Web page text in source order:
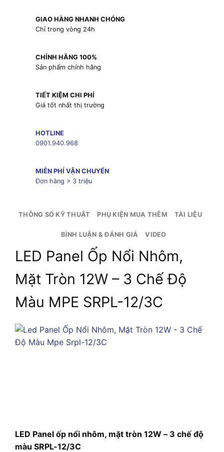
GIAO HÀNG NHANH CHÓNG
Chỉ trong vòng 24h
CHÍNH HÃNG 100%
Sản phẩm chính hãng
TIẾT KIỆM CHI PHÍ
Giá tốt nhất thị trường
HOTLINE
0901.940.968
MIỄN PHÍ VẬN CHUYỂN
Đơn hàng > 3 triệu
THÔNG SỐ KỸ THUẬT PHỤ KIỆN MUA THÊM TÀI LIỆU
BÌNH LUẬN & ĐÁNH GIÁ VIDEO
LED Panel Ốp Nổi Nhôm,
Mặt Tròn 12W – 3 Chế Độ
Màu MPE SRPL-12/3C
LED Panel ốp nổi nhôm, mặt tròn 12W – 3 chế độ
màu SRPL-12/3C